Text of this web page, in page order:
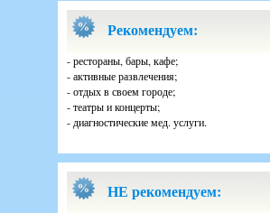
Рекомендуем:
- рестораны, бары, кафе;
- активные развлечения;
- отдых в своем городе;
- театры и концерты;
- диагностические мед. услуги.
НЕ рекомендуем: